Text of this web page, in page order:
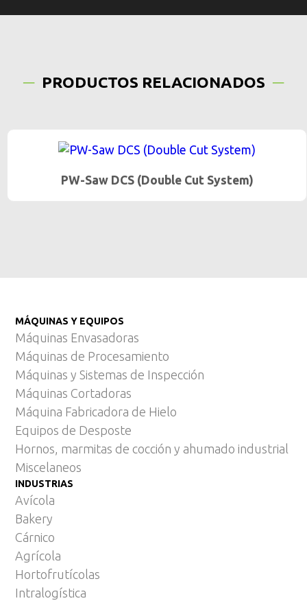
PRODUCTOS RELACIONADOS
PW-Saw DCS (Double Cut System)
MÁQUINAS Y EQUIPOS
Máquinas Envasadoras
Máquinas de Procesamiento
Máquinas y Sistemas de Inspección
Máquinas Cortadoras
Máquina Fabricadora de Hielo
Equipos de Desposte
Hornos, marmitas de cocción y ahumado industrial
Miscelaneos
INDUSTRIAS
Avícola
Bakery
Cárnico
Agrícola
Hortofrutícolas
Intralogística